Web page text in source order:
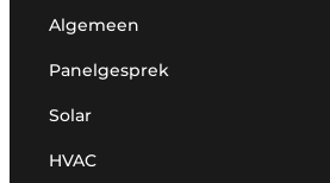
Algemeen
Panelgesprek
Solar
HVAC